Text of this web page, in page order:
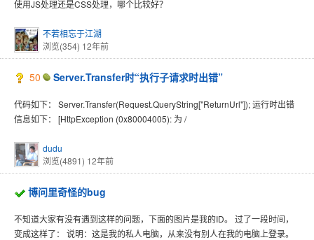
使用JS处理还是CSS处理，哪个比较好？
不若相忘于江湖
浏览(354) 12年前
50 Server.Transfer时“执行子请求时出错”
代码如下： Server.Transfer(Request.QueryString["ReturnUrl"]); 运行时出错
信息如下： [HttpException (0x80004005): 为 /
dudu
浏览(4891) 12年前
博问里奇怪的bug
不知道大家有没有遇到这样的问题，下面的图片是我的ID。 过了一段时间，
变成这样了： 说明：这是我的私人电脑，从来没有别人在我的电脑上登录。